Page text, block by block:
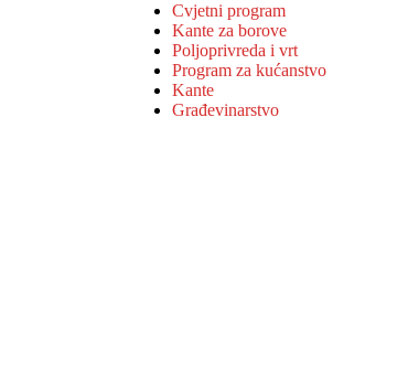
Cvjetni program
Kante za borove
Poljoprivreda i vrt
Program za kućanstvo
Kante
Građevinarstvo